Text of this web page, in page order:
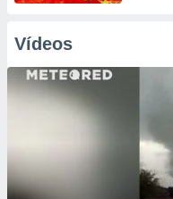
Vídeos